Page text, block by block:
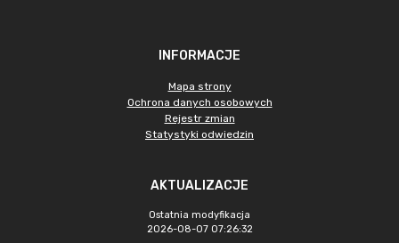
INFORMACJE
Mapa strony
Ochrona danych osobowych
Rejestr zmian
Statystyki odwiedzin
AKTUALIZACJE
Ostatnia modyfikacja
2026-08-07 07:26:32